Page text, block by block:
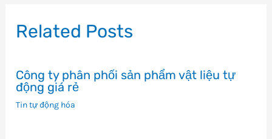
viết
Related Posts
Công ty phân phối sản phẩm vật liệu tự
động giá rẻ
Tin tự động hóa